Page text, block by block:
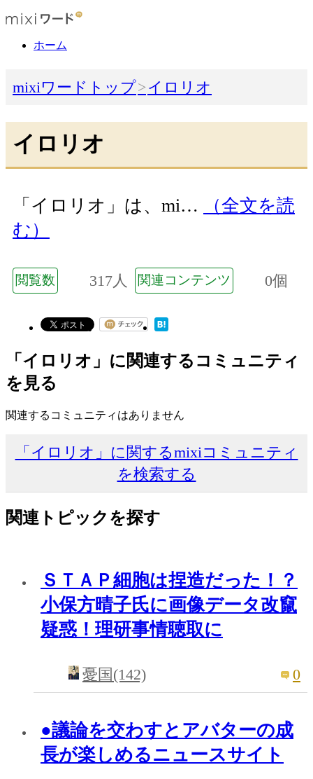
ホーム
mixiワードトップ イロリオ
イロリオ
「イロリオ」は、mi…
（全文を読
む）
閲覧数 317人 関連コンテンツ 0個
「イロリオ」に関連するコミュニティ
を見る
関連するコミュニティはありません
「イロリオ」に関するmixiコミュニティ
を検索する
関連トピックを探す
ＳＴＡＰ細胞は捏造だった！？
小保方晴子氏に画像データ改竄
疑惑！理研事情聴取に
憂国(142) 0
●議論を交わすとアバターの成
長が楽しめるニュースサイト